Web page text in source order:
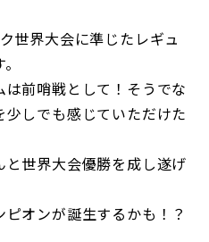
世界大会に準じたレギュ
前哨戦として！そうでな
しでも感じていただけた
世界大会優勝を成し遂げ
オンが誕生するかも！？